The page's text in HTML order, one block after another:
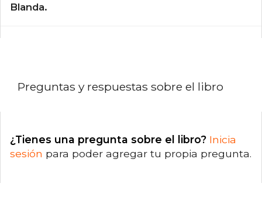
Blanda.
Preguntas y respuestas sobre el libro
¿Tienes una pregunta sobre el libro? Inicia
sesión para poder agregar tu propia pregunta.